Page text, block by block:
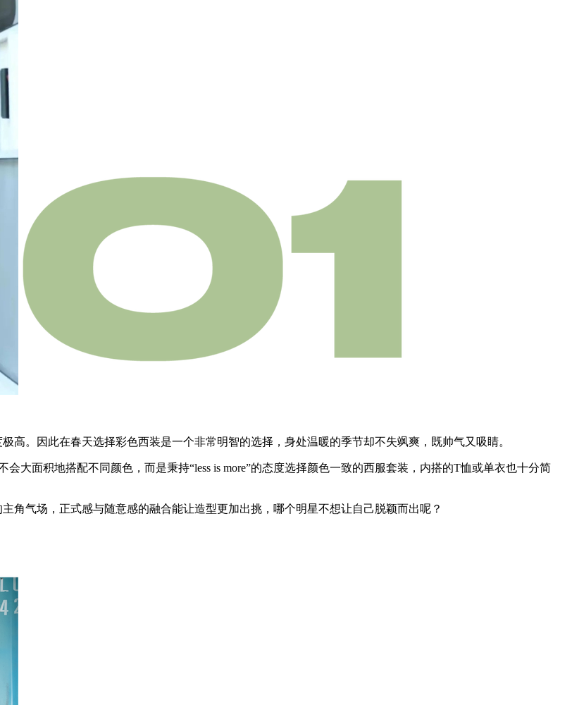
。因此在春天选择彩色西装是一个非常明智的选择，身处温暖的季节却不失飒爽，既帅气又吸睛。
面积地搭配不同颜色，而是秉持“less is more”的态度选择颜色一致的西服套装，内搭的T恤或单衣也十分简
气场，正式感与随意感的融合能让造型更加出挑，哪个明星不想让自己脱颖而出呢？